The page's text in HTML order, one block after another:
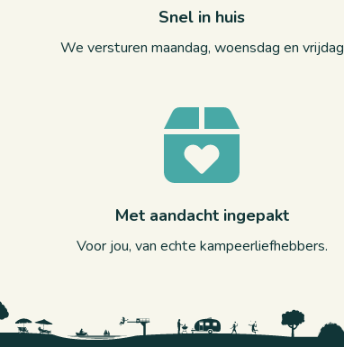
Snel in huis
We versturen maandag, woensdag en vrijdag
Met aandacht ingepakt
Voor jou, van echte kampeerliefhebbers.